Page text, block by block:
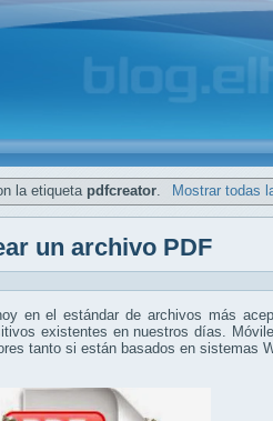
la etiqueta pdfcreator Mostrar todas
un archivo PDF
en el estándar de archivos más
existentes en nuestros días.
tanto si están basados en sistemas